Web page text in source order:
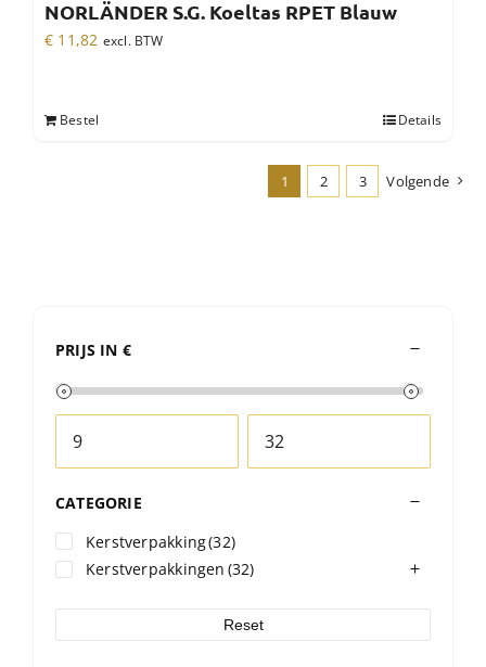
NORLÄNDER S.G. Koeltas RPET Blauw
€ 11,82 excl. BTW
Bestel Details
1 2 3 Volgende
PRIJS IN €
CATEGORIE
Kerstverpakking(32)
Kerstverpakkingen (32)
Reset